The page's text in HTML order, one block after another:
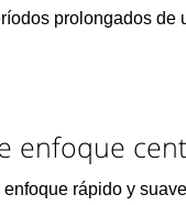
prolongados de
enfoque
enfoque rápido y